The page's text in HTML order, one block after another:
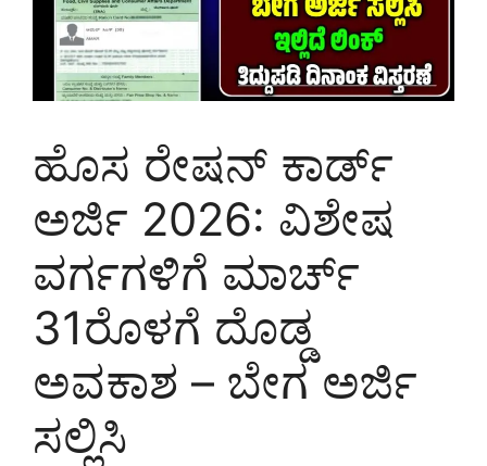
ಹೊಸ ರೇಷನ್ ಕಾರ್ಡ್
ಅರ್ಜಿ 2026: ವಿಶೇಷ
ವರ್ಗಗಳಿಗೆ ಮಾರ್ಚ್
31ರೊಳಗೆ ದೊಡ್ಡ
ಅವಕಾಶ – ಬೇಗ ಅರ್ಜಿ
ಸಲ್ಲಿಸಿ